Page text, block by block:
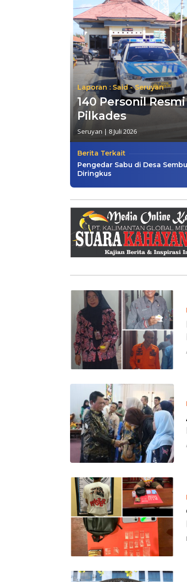
Laporan : Said - Seruyan
140 Personil
Pilkades
Seruyan | 8 Juli 2026
Berita Terkait
Pengedar Sabu di Desa
Diringkus